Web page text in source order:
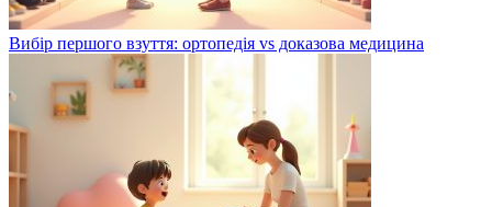
Вибір першого взуття: ортопедія vs доказова медицина